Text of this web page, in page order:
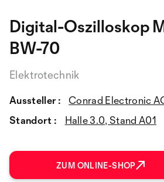
Digital-Oszilloskop
BW-70
Elektrotechnik
Aussteller :
Conrad Electronic
Standort :
Halle 3.0, Stand A01
ZUM ONLINE-SHOP